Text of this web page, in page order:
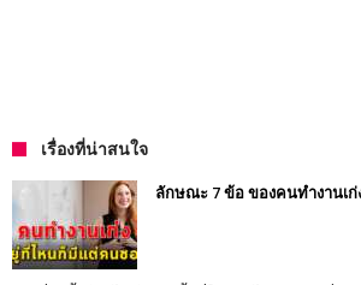
เรื่องที่น่าสนใจ
ลักษณะ 7 ข้อ ของคนทำงานเ